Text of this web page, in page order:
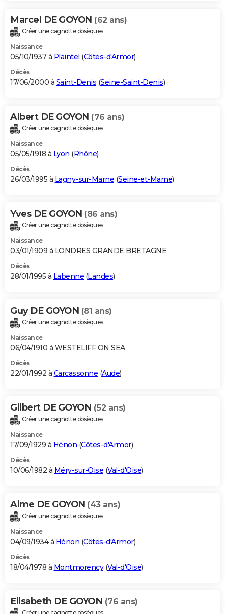
Marcel DE GOYON (62 ans)
Créer une cagnotte obsèques
Naissance
05/10/1937 à Plaintel (Côtes-d'Armor)
Décès
17/06/2000 à Saint-Denis (Seine-Saint-Denis)
Albert DE GOYON (76 ans)
Créer une cagnotte obsèques
Naissance
05/05/1918 à Lyon (Rhône)
Décès
26/03/1995 à Lagny-sur-Marne (Seine-et-Marne)
Yves DE GOYON (86 ans)
Créer une cagnotte obsèques
Naissance
03/01/1909 à LONDRES GRANDE BRETAGNE
Décès
28/01/1995 à Labenne (Landes)
Guy DE GOYON (81 ans)
Créer une cagnotte obsèques
Naissance
06/04/1910 à WESTELIFF ON SEA
Décès
22/01/1992 à Carcassonne (Aude)
Gilbert DE GOYON (52 ans)
Créer une cagnotte obsèques
Naissance
17/09/1929 à Hénon (Côtes-d'Armor)
Décès
10/06/1982 à Méry-sur-Oise (Val-d'Oise)
Aime DE GOYON (43 ans)
Créer une cagnotte obsèques
Naissance
04/09/1934 à Hénon (Côtes-d'Armor)
Décès
18/04/1978 à Montmorency(Val-d'Oise)
Elisabeth DE GOYON (76 ans)